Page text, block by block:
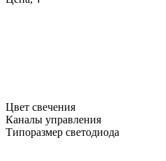
Цвет свечения
Каналы управления
Типоразмер светодиода